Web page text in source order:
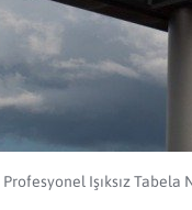
Profesyonel Işıksız